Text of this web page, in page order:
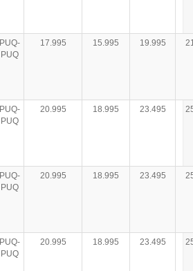
PUQ-
PUQ
17.995 15.995 19.995
PUQ-
PUQ
20.995 18.995 23.495
PUQ-
PUQ
20.995 18.995 23.495
PUQ-
PUQ
20.995 18.995 23.495